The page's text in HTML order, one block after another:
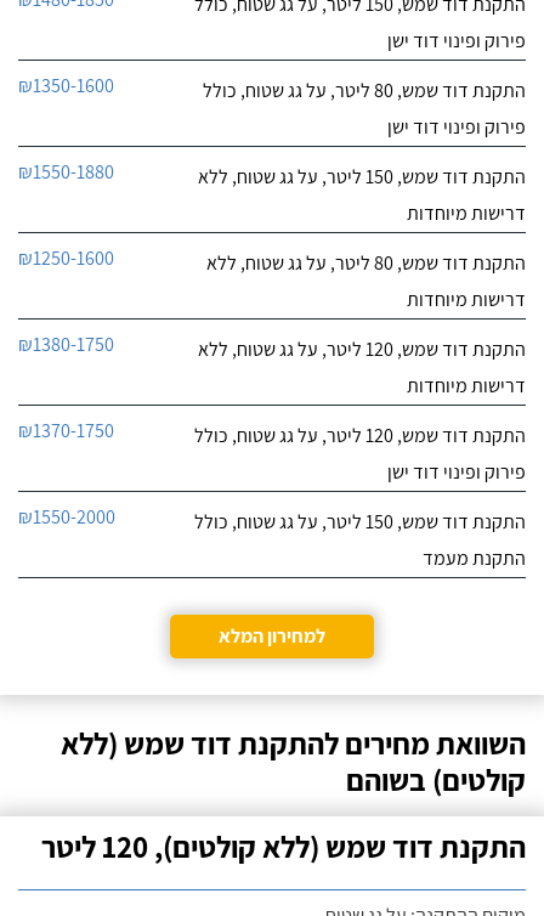
פירוק ופינוי דוד ישן
התקנת דוד שמש, 80 ליטר, על גג שטוח, כולל
פירוק ופינוי דוד ישן
₪1350-1600
התקנת דוד שמש, 150 ליטר, על גג שטוח, ללא
דרישות מיוחדות
₪1550-1880
התקנת דוד שמש, 80 ליטר, על גג שטוח, ללא
דרישות מיוחדות
₪1250-1600
התקנת דוד שמש, 120 ליטר, על גג שטוח, ללא
דרישות מיוחדות
₪1380-1750
התקנת דוד שמש, 120 ליטר, על גג שטוח, כולל
פירוק ופינוי דוד ישן
₪1370-1750
התקנת דוד שמש, 150 ליטר, על גג שטוח, כולל
התקנת מעמד
₪1550-2000
למחירון המלא
השוואת מחירים להתקנת דוד שמש (ללא
קולטים) בשוהם
התקנת דוד שמש (ללא קולטים), 120 ליטר